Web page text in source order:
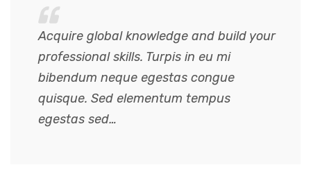
Acquire global knowledge and build your
professional skills. Turpis in eu mi
bibendum neque egestas congue
quisque. Sed elementum tempus
egestas sed…